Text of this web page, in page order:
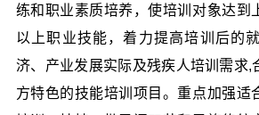
练和职业素质培养，使培训对象达到
以上职业技能，着力提高培训后的
济、产业发展实际及残疾人培训需求,
方特色的技能培训项目。重点加强适